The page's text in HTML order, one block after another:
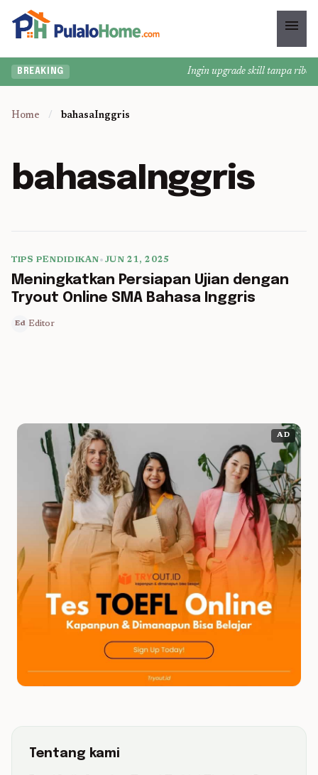
menu
BREAKING Ingin upgrade skill tanpa ribet?
Home / bahasaInggris
bahasaInggris
5 min read
TIPS PENDIDIKAN• JUN 21, 2025
Meningkatkan Persiapan Ujian dengan
Tryout Online SMA Bahasa Inggris
Ed Editor
AD
Tentang kami